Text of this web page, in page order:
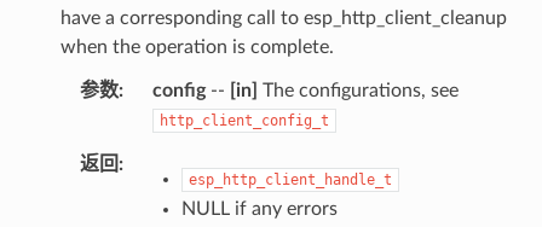
have a corresponding call to esp_http_client_cleanup
when the operation is complete.
参数 config-- [in] The configurations, see
http_client_config_t
返回
esp_http_client_handle_t
NULL if any errors